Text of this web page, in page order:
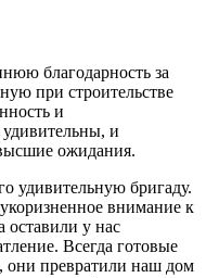
благодарность за
при строительстве
и
и
ожидания.
удивительную бригаду.
внимание к
оставили у нас
Всегда готовые
они превратили наш дом